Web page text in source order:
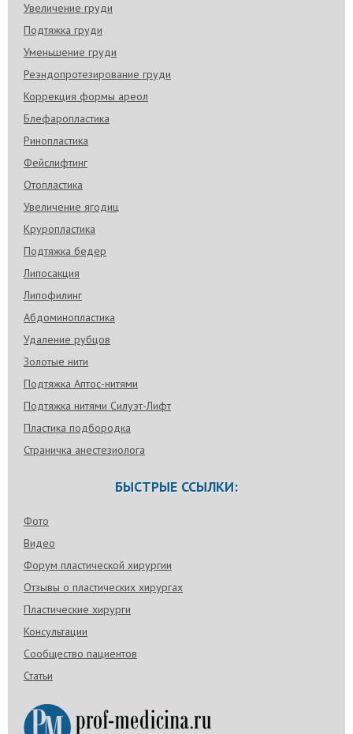
Увеличение груди
Подтяжка груди
Уменьшение груди
Реэндопротезирование груди
Коррекция формы ареол
Блефаропластика
Ринопластика
Фейслифтинг
Отопластика
Увеличение ягодиц
Круропластика
Подтяжка бедер
Липосакция
Липофилинг
Абдоминопластика
Удаление рубцов
Золотые нити
Подтяжка Аптос-нитями
Подтяжка нитями Силуэт-Лифт
Пластика подбородка
Страничка анестезиолога
БЫСТРЫЕ ССЫЛКИ:
Фото
Видео
Форум пластической хирургии
Отзывы о пластических хирургах
Пластические хирурги
Консультации
Сообщество пациентов
Статьи